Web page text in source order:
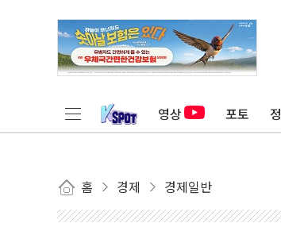
영상 포토
홈 경제 경제일반